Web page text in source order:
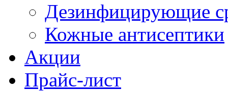
Дезинфицирующие
Кожные антисептики
Акции
Прайс-лист